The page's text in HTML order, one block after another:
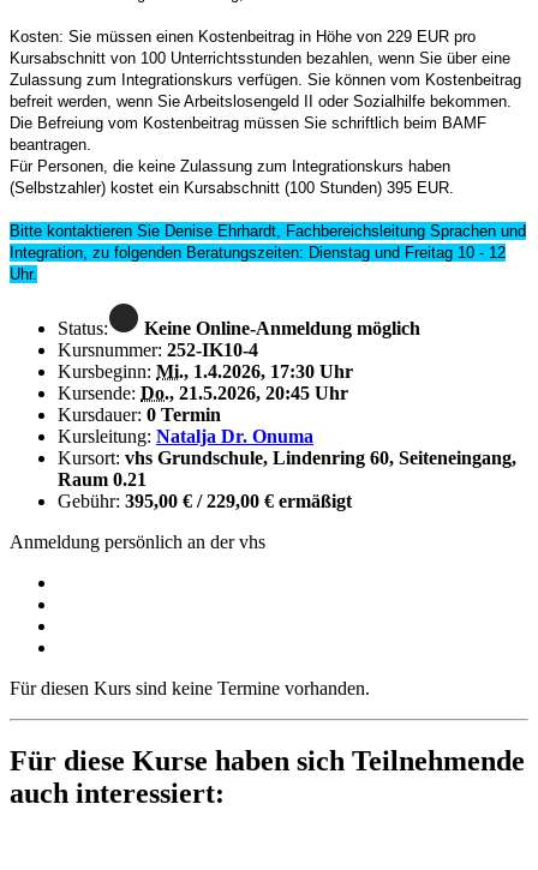
Kosten: Sie müssen einen Kostenbeitrag in Höhe von 229 EUR pro
Kursabschnitt von 100 Unterrichtsstunden bezahlen, wenn Sie über eine
Zulassung zum Integrationskurs verfügen. Sie können vom Kostenbeitrag
befreit werden, wenn Sie Arbeitslosengeld II oder Sozialhilfe bekommen.
Die Befreiung vom Kostenbeitrag müssen Sie schriftlich beim BAMF
beantragen.
Für Personen, die keine Zulassung zum Integrationskurs haben
(Selbstzahler) kostet ein Kursabschnitt (100 Stunden) 395 EUR.
Bitte kontaktieren Sie Denise Ehrhardt, Fachbereichsleitung Sprachen und
Integration, zu folgenden Beratungszeiten: Dienstag und Freitag 10 - 12
Uhr.
Status:
Keine Online-Anmeldung möglich
Kursnummer: 252-IK10-4
Kursbeginn: Mi., 1.4.2026, 17:30 Uhr
Kursende: Do., 21.5.2026, 20:45 Uhr
Kursdauer: 0 Termin
Kursleitung: Natalja Dr. Onuma
Kursort: vhs Grundschule, Lindenring 60, Seiteneingang,
Raum 0.21
Gebühr: 395,00 € / 229,00 € ermäßigt
Anmeldung persönlich an der vhs
Für diesen Kurs sind keine Termine vorhanden.
Für diese Kurse haben sich Teilnehmende
auch interessiert: